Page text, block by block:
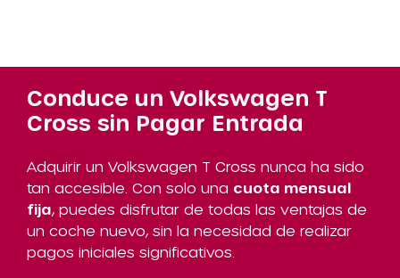
Conduce un Volkswagen T
Cross sin Pagar Entrada
Adquirir un Volkswagen T Cross nunca ha sido
tan accesible. Con solo una cuota mensual
fija, puedes disfrutar de todas las ventajas de
un coche nuevo, sin la necesidad de realizar
pagos iniciales significativos.